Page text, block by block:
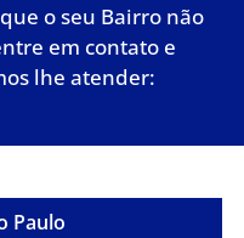
o seu Bairro não
em contato e
lhe atender:
Paulo